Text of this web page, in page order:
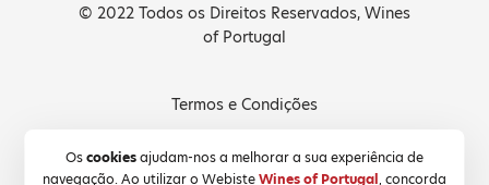
Oscookiesajudam-nos a melhorar a sua experiência de
navegação. Ao utilizar o WebisteWines of Portugal, concorda
© 2022 Todos os Direitos Reservados, Wines
of Portugal
Termos e Condições